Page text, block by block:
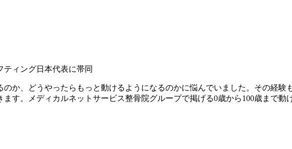
ィング日本代表に帯同
か、どうやったらもっと動けるようになるのかに悩んでいました。その経験
す。メディカルネットサービス整骨院グループで掲げる0歳から100歳まで動